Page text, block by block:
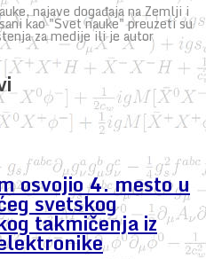
najave događaja na Zemlji i
kao "Svet nauke" preuzeti su
za medije ili je autor
osvojio 4. mesto u
svetskog
takmičenja iz